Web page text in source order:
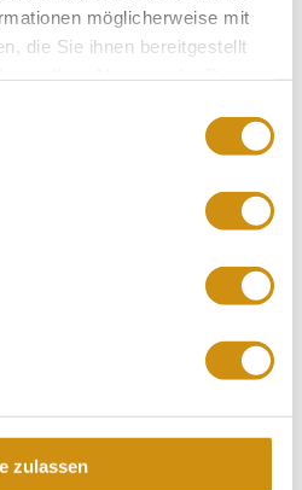
möglicherweise mit
die Sie ihnen bereitgestellt
zulassen
" ArchäoGELOGEN"